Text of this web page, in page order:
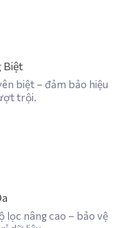
Biệt
biệt – đảm bảo hiệu
trội.
lọc nâng cao – bảo vệ